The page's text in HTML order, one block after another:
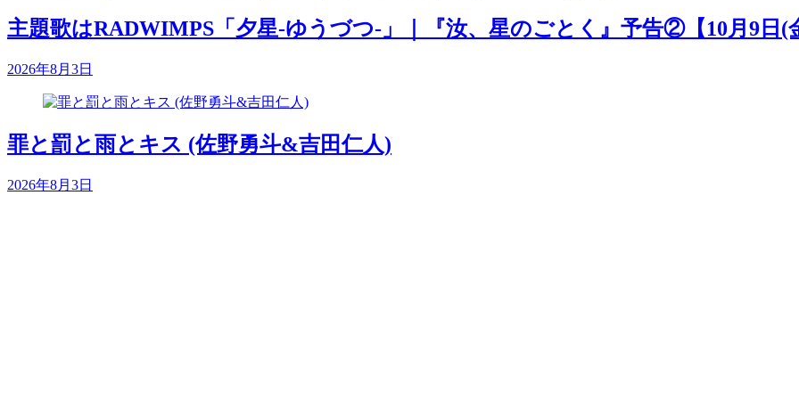
主題歌はRADWIMPS「夕星-ゆうづつ-」｜『汝、星のごとく』予告②【10月9日(
2026年8月3日
罪と罰と雨とキス (佐野勇斗&吉田仁人)
2026年8月3日